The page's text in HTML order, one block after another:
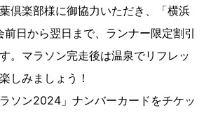
倶楽部様に御協力いただき、「横浜
日から翌日まで、ランナー限定割引
。マラソン完走後は温泉でリフレッ
しみましょう！
ソン2024」ナンバーカードをチケッ